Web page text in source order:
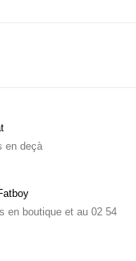
en deçà
en boutique et au 02 54